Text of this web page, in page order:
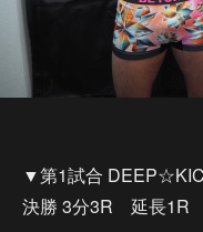
▼第1試合
決勝 3分3R 延長1R